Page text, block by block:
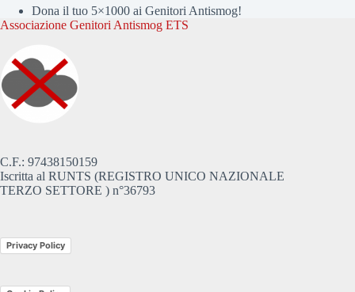
Dona il tuo 5×1000 ai Genitori Antismog!
Associazione Genitori Antismog ETS
C.F.: 97438150159
Iscritta al RUNTS (REGISTRO UNICO NAZIONALE
TERZO SETTORE ) n°36793
Privacy Policy